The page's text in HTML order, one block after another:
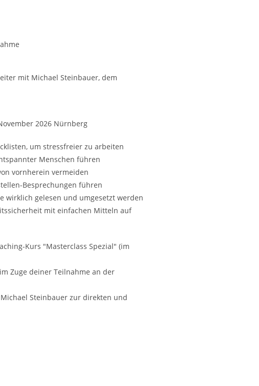
mit Michael Steinbauer, dem
2026 Nürnberg
um stressfreier zu arbeiten
Menschen führen
vornherein vermeiden
Besprechungen führen
wirklich gelesen und umgesetzt werden
mit einfachen Mitteln auf
Kurs "Masterclass Spezial" (im
Zuge deiner Teilnahme an der
Steinbauer zur direkten und